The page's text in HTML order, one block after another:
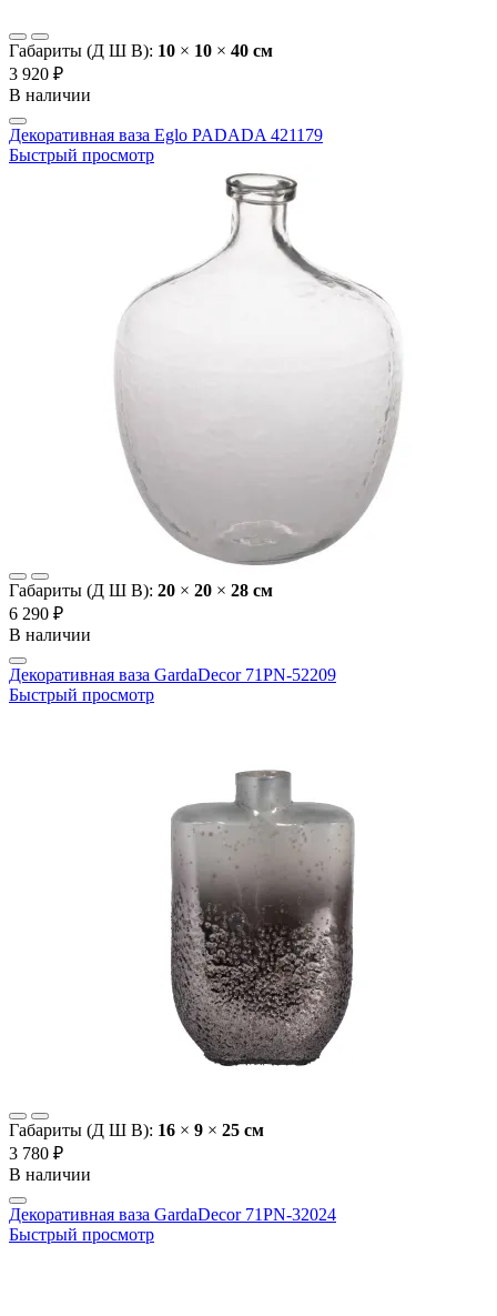
Габариты (Д Ш В): 10 × 10 × 40 cм
3 920 ₽
В наличии
Декоративная ваза Eglo PADADA 421179
Быстрый просмотр
Габариты (Д Ш В): 20 × 20 × 28 cм
6 290 ₽
В наличии
Декоративная ваза GardaDecor 71PN-52209
Быстрый просмотр
Габариты (Д Ш В): 16 × 9 × 25 cм
3 780 ₽
В наличии
Декоративная ваза GardaDecor 71PN-32024
Быстрый просмотр